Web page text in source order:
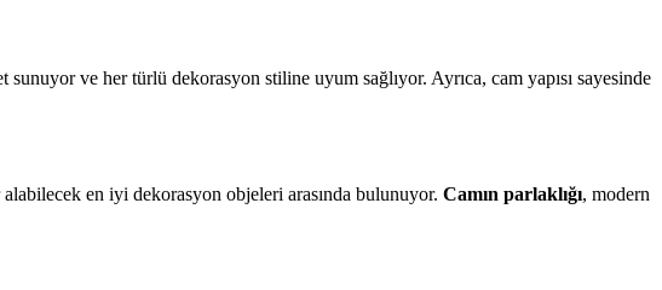
sunuyor ve her türlü dekorasyon stiline uyum sağlıyor. Ayrıca, cam yapısı sayesinde
en iyi dekorasyon objeleri arasında bulunuyor. Camın parlaklığı, modern